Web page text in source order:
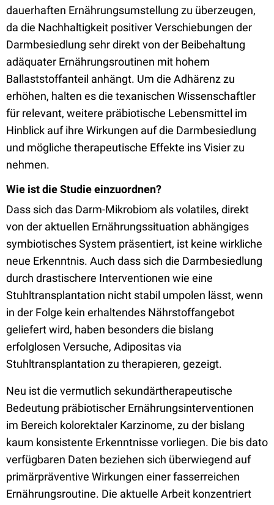
dauerhaften Ernährungsumstellung zu überzeugen,
da die Nachhaltigkeit positiver Verschiebungen der
Darmbesiedlung sehr direkt von der Beibehaltung
adäquater Ernährungsroutinen mit hohem
Ballaststoffanteil anhängt. Um die Adhärenz zu
erhöhen, halten es die texanischen Wissenschaftler
für relevant, weitere präbiotische Lebensmittel im
Hinblick auf ihre Wirkungen auf die Darmbesiedlung
und mögliche therapeutische Effekte ins Visier zu
nehmen.
Wie ist die Studie einzuordnen?
Dass sich das Darm-Mikrobiom als volatiles, direkt
von der aktuellen Ernährungssituation abhängiges
symbiotisches System präsentiert, ist keine wirkliche
neue Erkenntnis. Auch dass sich die Darmbesiedlung
durch drastischere Interventionen wie eine
Stuhltransplantation nicht stabil umpolen lässt, wenn
in der Folge kein erhaltendes Nährstoffangebot
geliefert wird, haben besonders die bislang
erfolglosen Versuche, Adipositas via
Stuhltransplantation zu therapieren, gezeigt.
Neu ist die vermutlich sekundärtherapeutische
Bedeutung präbiotischer Ernährungsinterventionen
im Bereich kolorektaler Karzinome, zu der bislang
kaum konsistente Erkenntnisse vorliegen. Die bis dato
verfügbaren Daten beziehen sich überwiegend auf
primärpräventive Wirkungen einer fasserreichen
Ernährungsroutine. Die aktuelle Arbeit konzentriert